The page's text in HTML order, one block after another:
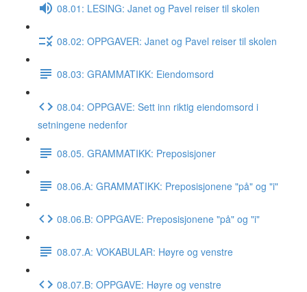
08.01: LESING: Janet og Pavel reiser til skolen
08.02: OPPGAVER: Janet og Pavel reiser til skolen
08.03: GRAMMATIKK: Eiendomsord
08.04: OPPGAVE: Sett inn riktig eiendomsord i
setningene nedenfor
08.05. GRAMMATIKK: Preposisjoner
08.06.A: GRAMMATIKK: Preposisjonene "på" og "i"
08.06.B: OPPGAVE: Preposisjonene "på" og "i"
08.07.A: VOKABULAR: Høyre og venstre
08.07.B: OPPGAVE: Høyre og venstre